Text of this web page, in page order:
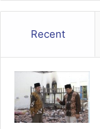
Recent